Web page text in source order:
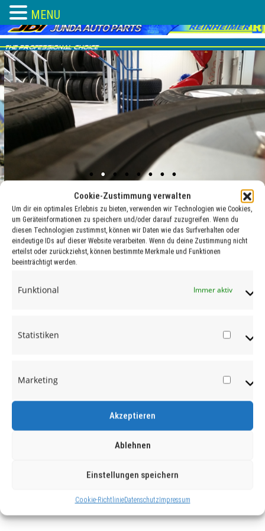
Cookie-Zustimmung verwalten
Um dir ein optimales Erlebnis zu bieten, verwenden wir Technologien wie Cookies,
um Geräteinformationen zu speichern und/oder darauf zuzugreifen. Wenn du
diesen Technologien zustimmst, können wir Daten wie das Surfverhalten oder
eindeutige IDs auf dieser Website verarbeiten. Wenn du deine Zustimmung nicht
erteilst oder zurückziehst, können bestimmte Merkmale und Funktionen
beeinträchtigt werden.
Funktional Immer aktiv
Statistiken
Marketing
Akzeptieren
Ablehnen
Einstellungen speichern
Cookie-RichtlinieDatenschutzImpressum
Skip
to
content
Italien Messe
adocom_Webservice
MENU